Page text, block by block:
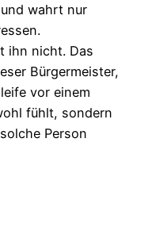
wahrt nur
ihn nicht. Das
Bürgermeister,
vor einem
fühlt, sondern
Person